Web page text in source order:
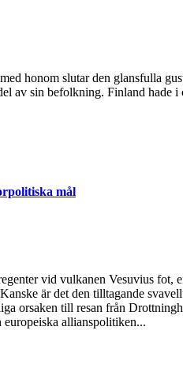
honom slutar den glansfulla
av sin befolkning. Finland
mål
vid vulkanen Vesuvius
är det den tilltagande
orsaken till resan från
allianspolitiken...